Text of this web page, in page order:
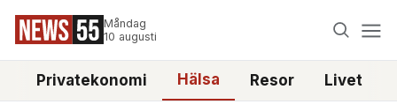
Måndag
10 augusti
Privatekonomi Hälsa Resor Livet